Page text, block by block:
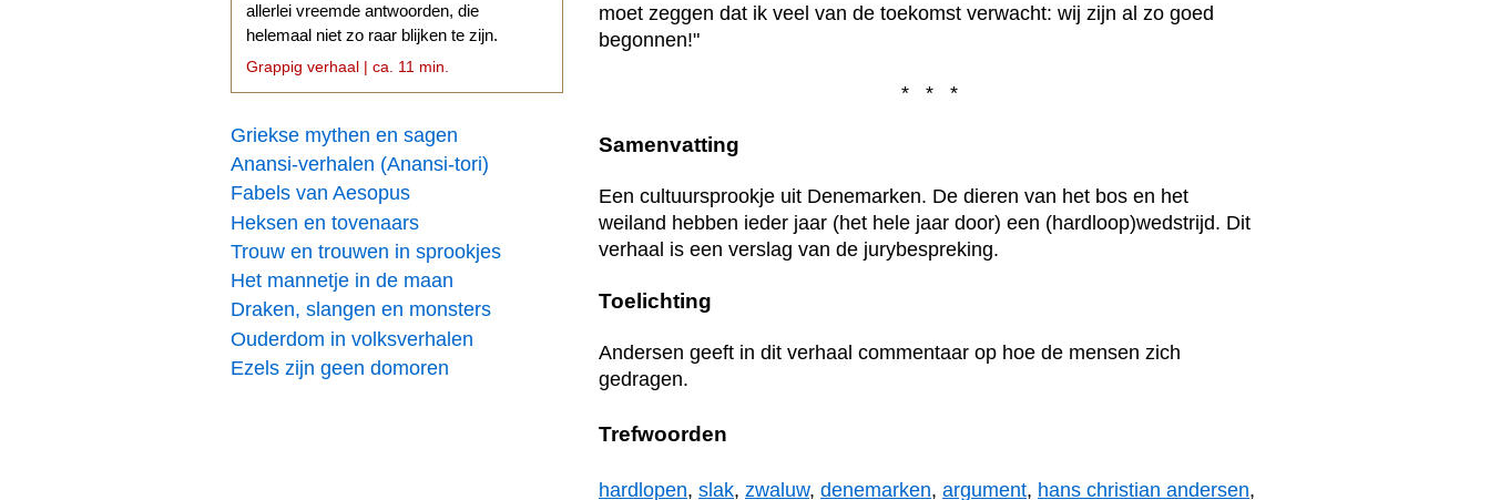
allerlei vreemde antwoorden, die
helemaal niet zo raar blijken te zijn.
Grappig verhaal | ca. 11 min.
Griekse mythen en sagen
Anansi-verhalen (Anansi-tori)
Fabels van Aesopus
Heksen en tovenaars
Trouw en trouwen in sprookjes
Het mannetje in de maan
Draken, slangen en monsters
Ouderdom in volksverhalen
Ezels zijn geen domoren
moet zeggen dat ik veel van de toekomst verwacht: wij zijn al zo goed
begonnen!"
* * *
Samenvatting
Een cultuursprookje uit Denemarken. De dieren van het bos en het
weiland hebben ieder jaar (het hele jaar door) een (hardloop)wedstrijd. Dit
verhaal is een verslag van de jurybespreking.
Toelichting
Andersen geeft in dit verhaal commentaar op hoe de mensen zich
gedragen.
Trefwoorden
hardlopen, slak, zwaluw, denemarken, argument, hans christian andersen,